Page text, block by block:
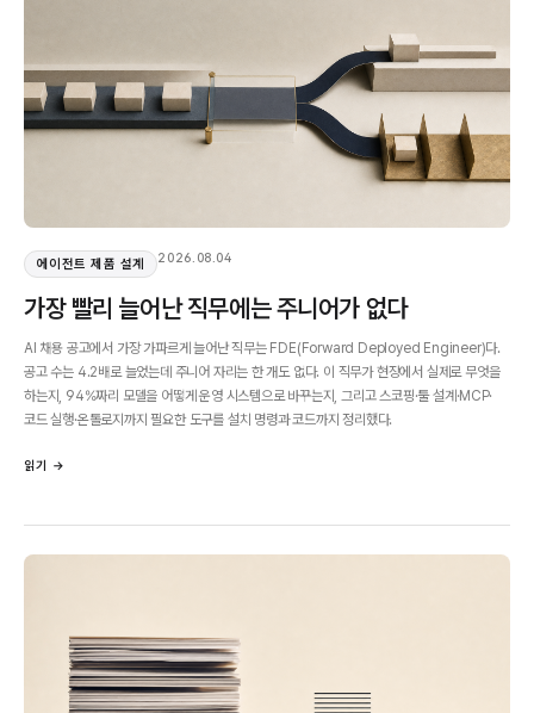
에이전트 제품 설계 2026.08.04
가장 빨리 늘어난 직무에는 주니어가 없다
AI 채용 공고에서 가장 가파르게 늘어난 직무는 FDE(Forward Deployed Engineer)다.
공고 수는 4.2배로 늘었는데 주니어 자리는 한 개도 없다. 이 직무가 현장에서 실제로 무엇을
하는지, 94%짜리 모델을 어떻게 운영 시스템으로 바꾸는지, 그리고 스코핑·툴 설계·MCP·
코드 실행·온톨로지까지 필요한 도구를 설치 명령과 코드까지 정리했다.
읽기 →